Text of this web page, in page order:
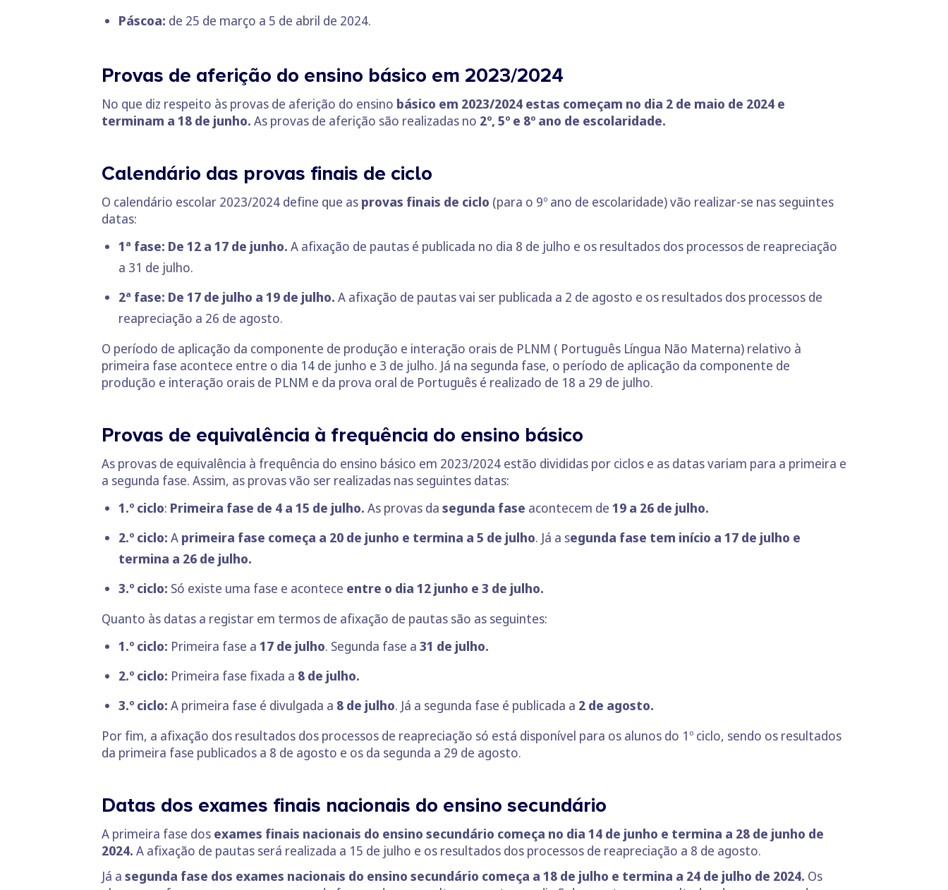
Páscoa: de 25 de março a 5 de abril de 2024.
Provas de aferição do ensino básico em 2023/2024
No que diz respeito às provas de aferição do ensino básico em 2023/2024 estas começam no dia 2 de maio de 2024 e
terminam a 18 de junho. As provas de aferição são realizadas no 2º, 5º e 8º ano de escolaridade.
Calendário das provas finais de ciclo
O calendário escolar 2023/2024 define que as provas finais de ciclo (para o 9º ano de escolaridade) vão realizar-se nas seguintes
datas:
1ª fase: De 12 a 17 de junho. A afixação de pautas é publicada no dia 8 de julho e os resultados dos processos de reapreciação
a 31 de julho.
2ª fase: De 17 de julho a 19 de julho. A afixação de pautas vai ser publicada a 2 de agosto e os resultados dos processos de
reapreciação a 26 de agosto.
O período de aplicação da componente de produção e interação orais de PLNM ( Português Língua Não Materna) relativo à
primeira fase acontece entre o dia 14 de junho e 3 de julho. Já na segunda fase, o período de aplicação da componente de
produção e interação orais de PLNM e da prova oral de Português é realizado de 18 a 29 de julho.
Provas de equivalência à frequência do ensino básico
As provas de equivalência à frequência do ensino básico em 2023/2024 estão divididas por ciclos e as datas variam para a primeira e
a segunda fase. Assim, as provas vão ser realizadas nas seguintes datas:
1.º ciclo: Primeira fase de 4 a 15 de julho. As provas da segunda fase acontecem de 19 a 26 de julho.
2.º ciclo: A primeira fase começa a 20 de junho e termina a 5 de julho. Já a segunda fase tem início a 17 de julho e
termina a 26 de julho.
3.º ciclo: Só existe uma fase e acontece entre o dia 12 junho e 3 de julho.
Quanto às datas a registar em termos de afixação de pautas são as seguintes:
1.º ciclo: Primeira fase a 17 de julho. Segunda fase a 31 de julho.
2.º ciclo: Primeira fase fixada a 8 de julho.
3.º ciclo: A primeira fase é divulgada a 8 de julho. Já a segunda fase é publicada a 2 de agosto.
Por fim, a afixação dos resultados dos processos de reapreciação só está disponível para os alunos do 1º ciclo, sendo os resultados
da primeira fase publicados a 8 de agosto e os da segunda a 29 de agosto.
Datas dos exames finais nacionais do ensino secundário
A primeira fase dos exames finais nacionais do ensino secundário começa no dia 14 de junho e termina a 28 de junho de
2024. A afixação de pautas será realizada a 15 de julho e os resultados dos processos de reapreciação a 8 de agosto.
Já a segunda fase dos exames nacionais do ensino secundário começa a 18 de julho e termina a 24 de julho de 2024. Os